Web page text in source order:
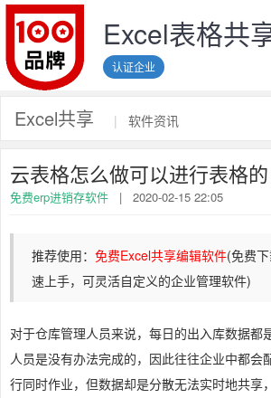
Excel表格共
认证企业
Excel共享 | 软件资讯
云表格怎么做可以进行表格的
免费erp进销存软件 | 2020-02-15 22:05
推荐使用： 免费Excel共享编辑软件(免费
速上手，可灵活自定义的企业管理软件)
对于仓库管理人员来说，每日的出入库数据都
人员是没有办法完成的，因此往往企业中都会
行同时作业，但数据却是分散无法实时地共享